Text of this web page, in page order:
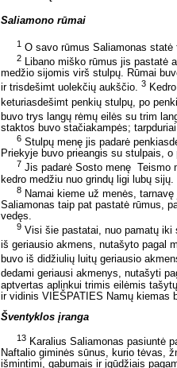
Saliamono rūmai
1 O savo rūmus Saliamonas
2 Libano miško rūmus jis pastatė
medžio sijomis virš stulpų. Rūmai
ir trisdešimt uolekčių aukščio. 3
keturiasdešimt penkių stulpų, po
buvo trys langų rėmų eilės su trim
staktos buvo stačiakampės;
6 Stulpų menę jis padarė
Priekyje buvo prieangis su stulpais,
7 Jis padarė Sosto menę ­ Teismo
kedro medžiu nuo grindų ligi lubų sijų.
8 Namai kieme už menės,
Saliamonas taip pat pastatė rūmus,
vedęs.
9 Visi šie pastatai, nuo pamatų
iš geriausio akmens, nutašyto pagal
buvo iš didžiulių luitų geriausio
dedami geriausi akmenys, nutašyti
aptvertas aplinkui trimis eilėmis
ir vidinis VIEŠPATIES Namų kiemas
Šventyklos įranga
13 Karalius Saliamonas pasiuntė
Naftalio giminės sūnus, kurio tėvas,
išmintimi, gabumais ir įgūdžiais